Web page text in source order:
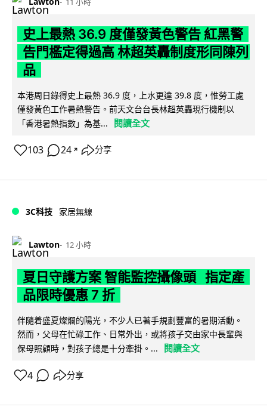
史上最熱 36.9 度僅發黃色警告 紅黑警
告門檻定得過高 林超英轟制度形同陳列
品
本港周日錄得史上最熱 36.9 度，上水更達 39.8 度，惟勞工處
僅發黃色工作暑熱警告。前天文台台長林超英轟現行機制以
「香港暑熱指數」為基...
閱讀全文
103 24 ↗ 分享
3C科技 家居無線
Lawton 12 小時
夏日守護方案 智能監控攝像頭 指定產
品限時優惠 7 折
伴隨着盛夏燦爛的陽光，不少人已著手規劃豐富的暑期活動。
然而，父母在忙碌工作、日常外出，或將孩子交由家中長輩與
保母照顧時，對孩子總是十分牽掛。...
閱讀全文
4 分享